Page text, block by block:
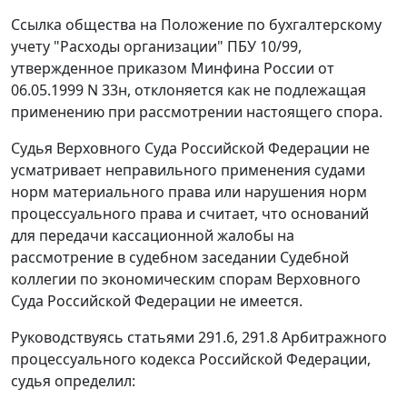
Ссылка общества на Положение по бухгалтерскому
учету "Расходы организации" ПБУ 10/99,
утвержденное приказом Минфина России от
06.05.1999 N 33н, отклоняется как не подлежащая
применению при рассмотрении настоящего спора.
Судья Верховного Суда Российской Федерации не
усматривает неправильного применения судами
норм материального права или нарушения норм
процессуального права и считает, что оснований
для передачи кассационной жалобы на
рассмотрение в судебном заседании Судебной
коллегии по экономическим спорам Верховного
Суда Российской Федерации не имеется.
Руководствуясь статьями 291.6, 291.8Арбитражного
процессуального кодекса Российской Федерации,
судья определил: